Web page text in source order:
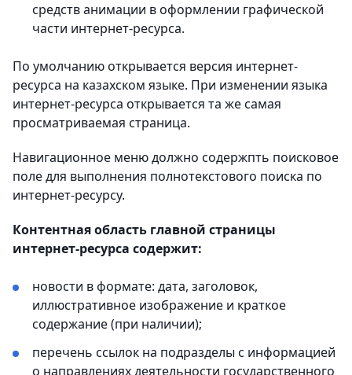
средств анимации в оформлении графической
части интернет-ресурса.
По умолчанию открывается версия интернет-
ресурса на казахском языке. При изменении языка
интернет-ресурса открывается та же самая
просматриваемая страница.
Навигационное меню должно содержпть поисковое
поле для выполнения полнотекстового поиска по
интернет-ресурсу.
Контентная область главной страницы
интернет-ресурса содержит:
новости в формате: дата, заголовок,
иллюстративное изображение и краткое
содержание (при наличии);
перечень ссылок на подразделы с информацией
о направлениях деятельности государственного